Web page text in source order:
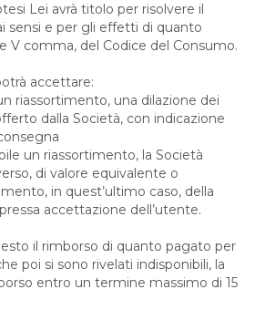
Lei avrà titolo per risolvere il
sensi e per gli effetti di quanto
V comma, del Codice del Consumo.
accettare:
riassortimento, una dilazione dei
dalla Società, con indicazione
un riassortimento, la Società
di valore equivalente o
in quest’ultimo caso, della
accettazione dell’utente.
il rimborso di quanto pagato per
poi si sono rivelati indisponibili, la
entro un termine massimo di 15